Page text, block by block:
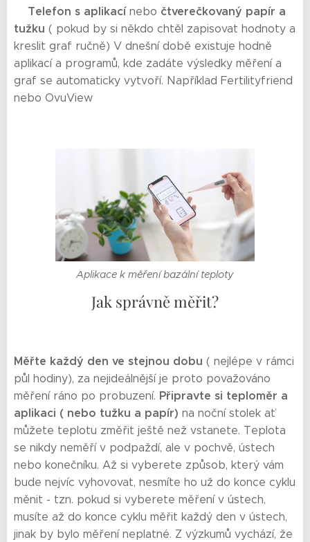
Telefon s aplikacínebo čtverečkovaný papír a
tužku ( pokud by si někdo chtěl zapisovat hodnoty a
kreslit graf ručně) V dnešní době existuje hodně
aplikací a programů, kde zadáte výsledky měření a
graf se automaticky vytvoří. Například Fertilityfriend
nebo OvuView
Aplikace k měření bazální teploty
Jak správně měřit?
Měřte každý den ve stejnou dobu ( nejlépe v rámci
půl hodiny), za nejideálnější je proto považováno
měření ráno po probuzení. Připravte si teploměr a
aplikaci ( nebo tužku a papír) na noční stolek ať
můžete teplotu změřit ještě než vstanete. Teplota
se nikdy neměří v podpaždí, ale v pochvě, ústech
nebo konečníku. Až si vyberete způsob, který vám
bude nejvíc vyhovovat, nesmíte ho už do konce cyklu
měnit - tzn. pokud si vyberete měření v ústech,
musíte až do konce cyklu měřit každý den v ústech,
jinak by bylo měření neplatné. Z výzkumů vychází, že